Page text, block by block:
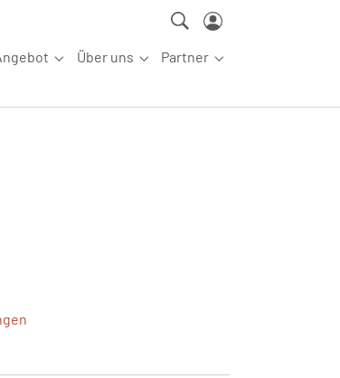
for "Aus-/Fortbildung"
Submenu for "Angebot"
Über uns
Submenu for "Über uns"
Partner
Submenu for